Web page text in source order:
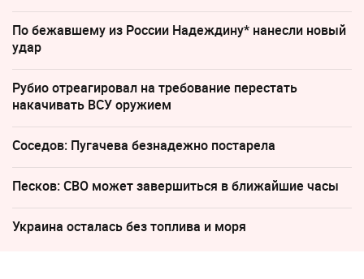
По бежавшему из России Надеждину* нанесли новый
удар
Рубио отреагировал на требование перестать
накачивать ВСУ оружием
Соседов: Пугачева безнадежно постарела
Песков: СВО может завершиться в ближайшие часы
Украина осталась без топлива и моря